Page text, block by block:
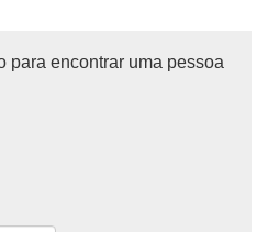
para encontrar uma pessoa